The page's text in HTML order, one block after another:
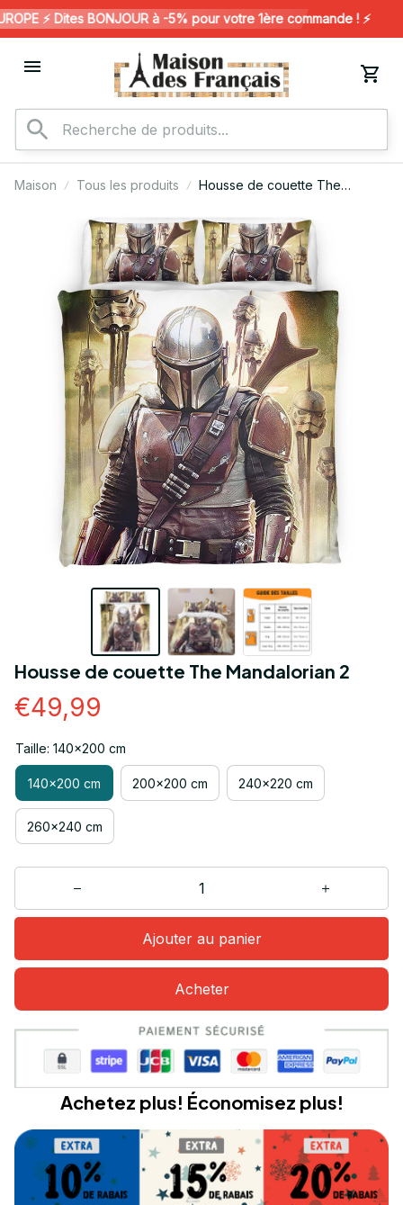
⚡️ Dites BONJOUR à -5% pour votre 1ère commande ! ⚡️
Maison Tous les produits
Housse de couette The
Housse de couette The Mandalorian 2
€49,99
Taille: 140x200 cm
140x200 cm 200x200 cm 240x220 cm
260x240 cm
Ajouter au panier
Acheter
Achetez plus! Économisez plus!